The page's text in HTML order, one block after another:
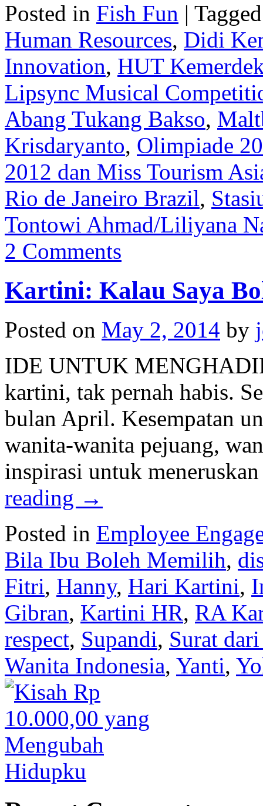
Posted in Fish Fun | Tagged
Human Resources, Didi
Innovation, HUT
Lipsync Musical
Abang Tukang Bakso,
Krisdaryanto, Olimpiade
2012 dan Miss Tourism
Rio de Janeiro Brazil,
Tontowi Ahmad/Liliyana
2 Comments
Kartini: Kalau Saya
Posted on May 2, 2014 by
IDE UNTUK
kartini, tak pernah habis.
bulan April. Kesempatan
wanita-wanita pejuang,
inspirasi untuk
reading →
Posted in Employee
Bila Ibu Boleh Memilih,
Fitri, Hanny, Hari Kartini,
Gibran, Kartini HR, RA
respect, Supandi, Surat
Wanita Indonesia, Yanti,